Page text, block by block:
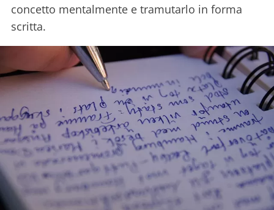
concetto mentalmente e tramutarlo in forma
scritta.